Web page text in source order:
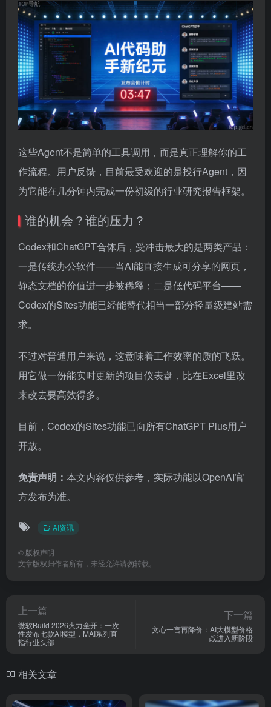
这些Agent不是简单的工具调用，而是真正理解你的工
作流程。用户反馈，目前最受欢迎的是投行Agent，因
为它能在几分钟内完成一份初级的行业研究报告框架。
谁的机会？谁的压力？
Codex和ChatGPT合体后，受冲击最大的是两类产品：
一是传统办公软件——当AI能直接生成可分享的网页，
静态文档的价值进一步被稀释；二是低代码平台——
Codex的Sites功能已经能替代相当一部分轻量级建站需
求。
不过对普通用户来说，这意味着工作效率的质的飞跃。
用它做一份能实时更新的项目仪表盘，比在Excel里改
来改去要高效得多。
目前，Codex的Sites功能已向所有ChatGPT Plus用户
开放。
免责声明： 本文内容仅供参考，实际功能以OpenAI官
方发布为准。
AI资讯
© 版权声明
文章版权归作者所有，未经允许请勿转载。
上一篇
微软Build 2026火力全开：一次
性发布七款AI模型，MAI系列直
指行业头部
下一篇
文心一言再降价：AI大模型价格
战进入新阶段
相关文章